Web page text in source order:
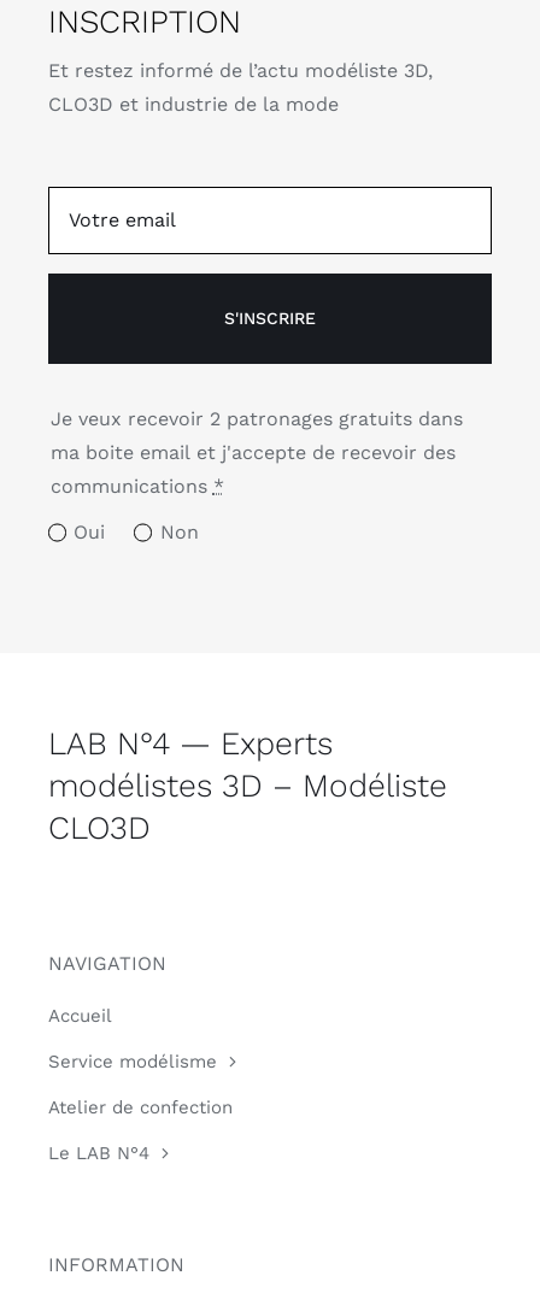
INSCRIPTION
Et restez informé de l’actu modéliste 3D,
CLO3D et industrie de la mode
S'INSCRIRE
Je veux recevoir 2 patronages gratuits dans
ma boite email et j'accepte de recevoir des
communications *
Oui Non
LAB N°4 — Experts
modélistes 3D – Modéliste
CLO3D
NAVIGATION
Accueil
Service modélisme
Atelier de confection
Le LAB N°4
INFORMATION